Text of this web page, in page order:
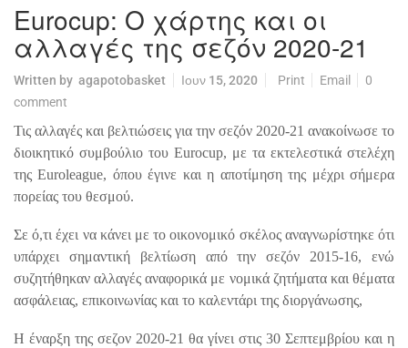
Eurocup: Ο χάρτης και οι
αλλαγές της σεζόν 2020-21
Written by agapotobasket Ιουν 15, 2020 Print Email
0
comment
Τις αλλαγές και βελτιώσεις για την σεζόν 2020-21 ανακοίνωσε το
διοικητικό συμβούλιο του Eurocup, με τα εκτελεστικά στελέχη
τηςEuroleague, όπου έγινε και η αποτίμηση της μέχρι σήμερα
πορείας του θεσμού.
Σε ό,τι έχει να κάνει με το οικονομικό σκέλος αναγνωρίστηκε ότι
υπάρχει σημαντική βελτίωση από την σεζόν 2015-16, ενώ
συζητήθηκαν αλλαγές αναφορικά με νομικά ζητήματα και θέματα
ασφάλειας, επικοινωνίας και το καλεντάρι της διοργάνωσης,
Η έναρξη της σεζον 2020-21 θα γίνει στις 30 Σεπτεμβρίου και η